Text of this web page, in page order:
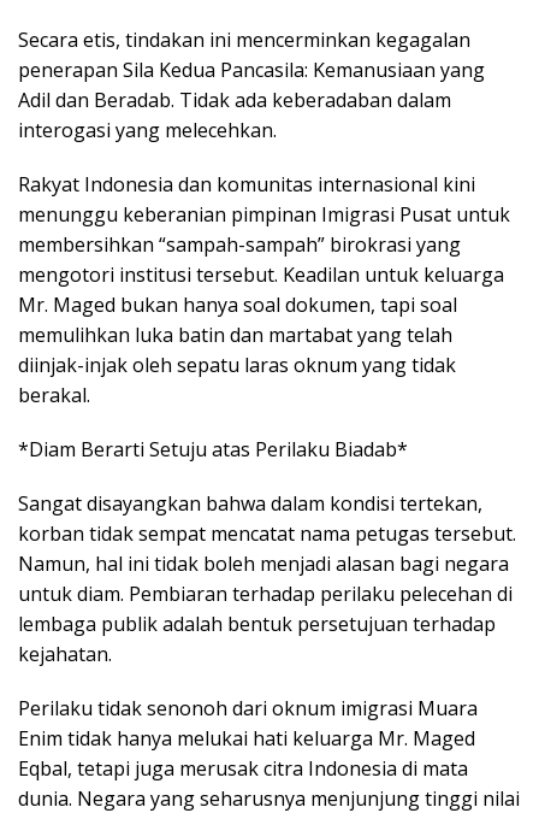
Secara etis, tindakan ini mencerminkan kegagalan
penerapan Sila Kedua Pancasila: Kemanusiaan yang
Adil dan Beradab. Tidak ada keberadaban dalam
interogasi yang melecehkan.
Rakyat Indonesia dan komunitas internasional kini
menunggu keberanian pimpinan Imigrasi Pusat untuk
membersihkan “sampah-sampah” birokrasi yang
mengotori institusi tersebut. Keadilan untuk keluarga
Mr. Maged bukan hanya soal dokumen, tapi soal
memulihkan luka batin dan martabat yang telah
diinjak-injak oleh sepatu laras oknum yang tidak
berakal.
*Diam Berarti Setuju atas Perilaku Biadab*
Sangat disayangkan bahwa dalam kondisi tertekan,
korban tidak sempat mencatat nama petugas tersebut.
Namun, hal ini tidak boleh menjadi alasan bagi negara
untuk diam. Pembiaran terhadap perilaku pelecehan di
lembaga publik adalah bentuk persetujuan terhadap
kejahatan.
Perilaku tidak senonoh dari oknum imigrasi Muara
Enim tidak hanya melukai hati keluarga Mr. Maged
Eqbal, tetapi juga merusak citra Indonesia di mata
dunia. Negara yang seharusnya menjunjung tinggi nilai